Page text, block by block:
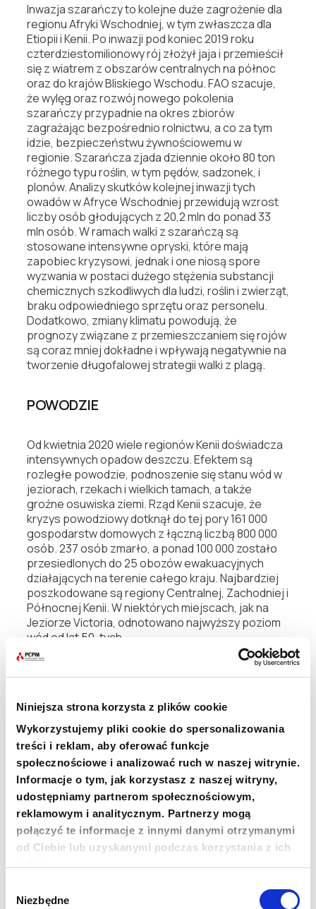
Niniejsza strona korzysta z plików cookie
Wykorzystujemy pliki cookie do spersonalizowania
treści i reklam, aby oferować funkcje
społecznościowe i analizować ruch w naszej witrynie.
Informacje o tym, jak korzystasz z naszej witryny,
udostępniamy partnerom społecznościowym,
reklamowym i analitycznym. Partnerzy mogą
połączyć te informacje z innymi danymi otrzymanymi
od Ciebie lub uzyskanymi podczas korzystania z ich
zgody
Niezbędne
Inwazja szarańczy to kolejne duże zagrożenie dla
regionu Afryki Wschodniej, w tym zwłaszcza dla
Etiopii i Kenii. Po inwazji pod koniec 2019 roku
czterdziestomilionowy rój złożył jaja i przemieścił
się z wiatrem z obszarów centralnych na północ
oraz do krajów Bliskiego Wschodu. FAO szacuje,
że wylęg oraz rozwój nowego pokolenia
szarańczy przypadnie na okres zbiorów
zagrażając bezpośrednio rolnictwu, a co za tym
idzie, bezpieczeństwu żywnościowemu w
regionie. Szarańcza zjada dziennie około 80 ton
różnego typu roślin, w tym pędów, sadzonek, i
plonów. Analizy skutków kolejnej inwazji tych
owadów w Afryce Wschodniej przewidują wzrost
liczby osób głodujących z 20,2 mln do ponad 33
mln osób. W ramach walki z szarańczą są
stosowane intensywne opryski, które mają
zapobiec kryzysowi, jednak i one niosą spore
wyzwania w postaci dużego stężenia substancji
chemicznych szkodliwych dla ludzi, roślin i zwierząt,
braku odpowiedniego sprzętu oraz personelu.
Dodatkowo, zmiany klimatu powodują, że
prognozy związane z przemieszczaniem się rojów
są coraz mniej dokładne i wpływają negatywnie na
tworzenie długofalowej strategii walki z plagą.
POWODZIE
Od kwietnia 2020 wiele regionów Kenii doświadcza
intensywnych opadow deszczu. Efektem są
rozległe powodzie, podnoszenie się stanu wód w
jeziorach, rzekach i wielkich tamach, a także
groźne osuwiska ziemi. Rząd Kenii szacuje, że
kryzys powodziowy dotknął do tej pory 161 000
gospodarstw domowych z łączną liczbą 800 000
osób. 237 osób zmarło, a ponad 100 000 zostało
przesiedlonych do 25 obozów ewakuacyjnych
działających na terenie całego kraju. Najbardziej
poszkodowane są regiony Centralnej, Zachodniej i
Północnej Kenii. W niektórych miejscach, jak na
Jeziorze Victoria, odnotowano najwyższy poziom
wód od lat 50-tych.
Dużą obawę budzi fakt, że kryzys powodziowy
prognozą kolejnej inwazji szarańczy w Kenii. W
przebywających w obozach ewakuacyjnych
zachowanie dystansu społecznego czy innych
środków ostrożności jest znacznie utrudnione i
zwiększa zagrożenie zakażenia
koronawirusem. Straż pożarna w Kenii wspiera
osoby poszkodowane prowadząc akcje
ratunkowe, osuszając zalane obszary, a także
prowadząc kursy odświeżające z ratownictwa
linowego. Działania prowadzone przez wiele
jednostek są możliwedzięki wsparciu
przez PCPM.